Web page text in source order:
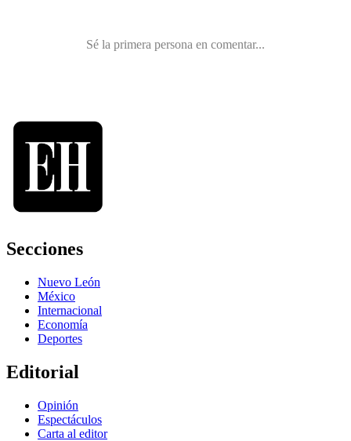
Secciones
Nuevo León
México
Internacional
Economía
Deportes
Editorial
Opinión
Espectáculos
Carta al editor